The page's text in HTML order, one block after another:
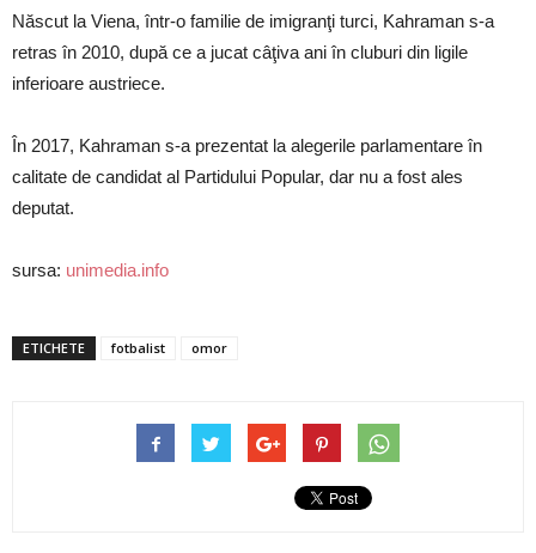
Născut la Viena, într-o familie de imigranţi turci, Kahraman s-a
retras în 2010, după ce a jucat câţiva ani în cluburi din ligile
inferioare austriece.
În 2017, Kahraman s-a prezentat la alegerile parlamentare în
calitate de candidat al Partidului Popular, dar nu a fost ales
deputat.
sursa: unimedia.info
ETICHETE fotbalist omor